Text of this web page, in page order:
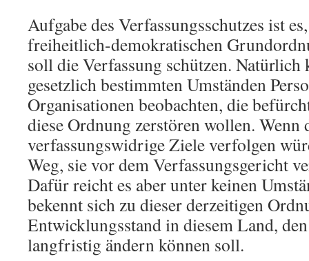
Aufgabe des Verfassungsschutzes ist
freiheitlich-demokratischen
soll die Verfassung schützen. Natürlich
gesetzlich bestimmten Umständen
Organisationen beobachten, die
diese Ordnung zerstören wollen.
verfassungswidrige Ziele verfolgen
Weg, sie vor dem Verfassungsgericht
Dafür reicht es aber unter keinen
bekennt sich zu dieser derzeitigen
Entwicklungsstand in diesem Land,
langfristig ändern können soll.